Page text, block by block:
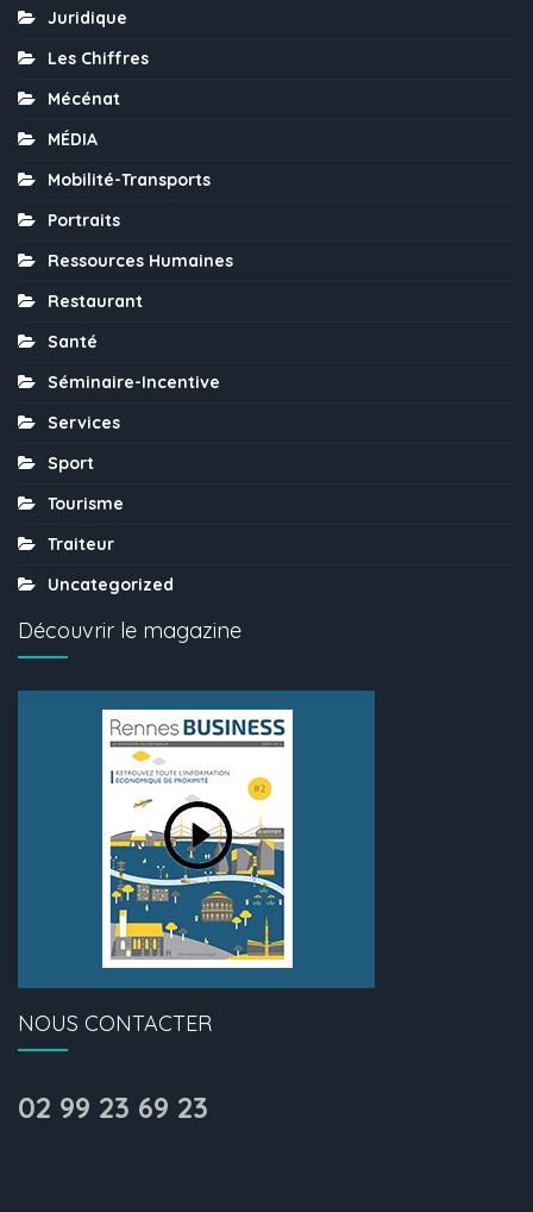
Juridique
Les Chiffres
Mécénat
MÉDIA
Mobilité-Transports
Portraits
Ressources Humaines
Restaurant
Santé
Séminaire-Incentive
Services
Sport
Tourisme
Traiteur
Uncategorized
Découvrir le magazine
NOUS CONTACTER
02 99 23 69 23